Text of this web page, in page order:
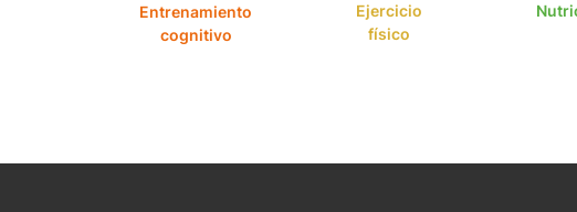
Entrenamiento
cognitivo
Ejercicio
físico